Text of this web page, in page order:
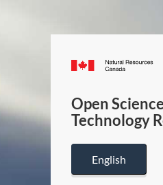
Open
Technology
English